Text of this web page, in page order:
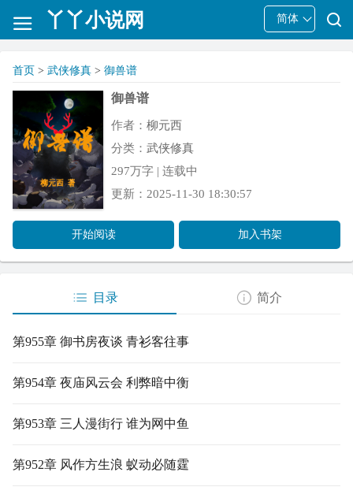
丫丫小说网 简体
首页 > 武侠修真 > 御兽谱
御兽谱
作者： 柳元西
分类： 武侠修真
297万字 | 连载中
更新：2025-11-30 18:30:57
开始阅读 加入书架
目录 简介
第955章 御书房夜谈 青衫客往事
第954章 夜庙风云会 利弊暗中衡
第953章 三人漫街行 谁为网中鱼
第952章 风作方生浪 蚁动必随霆